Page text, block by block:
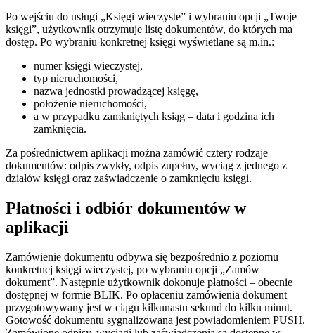
Po wejściu do usługi „Księgi wieczyste” i wybraniu opcji „Twoje
księgi”, użytkownik otrzymuje listę dokumentów, do których ma
dostęp. Po wybraniu konkretnej księgi wyświetlane są m.in.:
numer księgi wieczystej,
typ nieruchomości,
nazwa jednostki prowadzącej księgę,
położenie nieruchomości,
a w przypadku zamkniętych ksiąg – data i godzina ich
zamknięcia.
Za pośrednictwem aplikacji można zamówić cztery rodzaje
dokumentów: odpis zwykły, odpis zupełny, wyciąg z jednego z
działów księgi oraz zaświadczenie o zamknięciu księgi.
Płatności i odbiór dokumentów w
aplikacji
Zamówienie dokumentu odbywa się bezpośrednio z poziomu
konkretnej księgi wieczystej, po wybraniu opcji „Zamów
dokument”. Następnie użytkownik dokonuje płatności – obecnie
dostępnej w formie BLIK. Po opłaceniu zamówienia dokument
przygotowywany jest w ciągu kilkunastu sekund do kilku minut.
Gotowość dokumentu sygnalizowana jest powiadomieniem PUSH.